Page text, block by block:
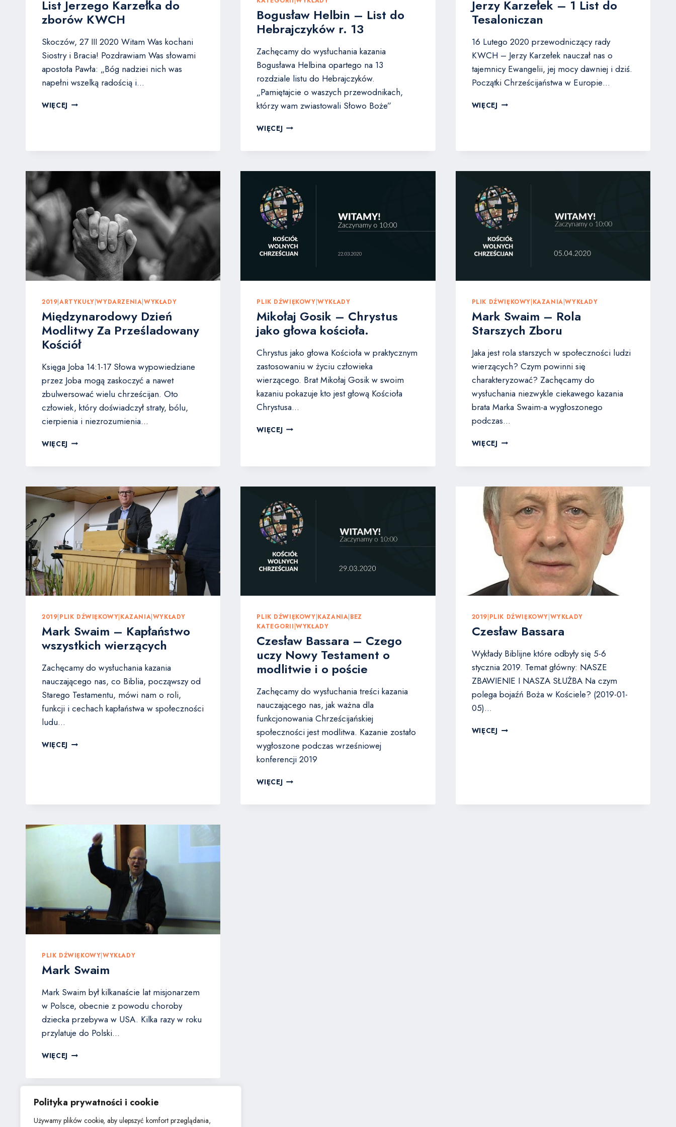
Polityka prywatności i cookie
Używamy plików cookie, aby ulepszyć komfort przeglądania,
List Jerzego Karzełka do
zborów KWCH
Skoczów, 27 III 2020 Witam Was kochani
Siostry i Bracia! Pozdrawiam Was słowami
apostoła Pawła: „Bóg nadziei nich was
napełni wszelką radością i…
WIĘCEJ LIST
Bogusław Helbin – List do
Hebrajczyków r. 13
Zachęcamy do wysłuchania kazania
Bogusława Helbina opartego na 13
rozdziale listu do Hebrajczyków.
„Pamiętajcie o waszych przewodnikach,
którzy wam zwiastowali Słowo Boże”
WIĘCEJBOGUSŁAW
R.
13
Jerzy Karzełek – 1 List do
Tesaloniczan
16 Lutego 2020 przewodniczący rady
KWCH – Jerzy Karzełek nauczał nas o
tajemnicy Ewangelii, jej mocy dawniej i dziś.
Początki Chrześcijaństwa w Europie…
WIĘCEJJERZY
2019|ARTYKUŁY|WYDARZENIA|WYKŁADY
Międzynarodowy Dzień
Modlitwy Za Prześladowany
Kościół
Księga Joba 14:1-17 Słowa wypowiedziane
przez Joba mogą zaskoczyć a nawet
zbulwersować wielu chrześcijan. Oto
człowiek, który doświadczył straty, bólu,
cierpienia i niezrozumienia…
WIĘCEJ MIĘDZYNARODOWY
KOŚCIÓŁ
PLIK DŹWIĘKOWY|WYKŁADY
Mikołaj Gosik – Chrystus
jako głowa kościoła.
Chrystus jako głowa Kościoła w praktycznym
zastosowaniu w życiu człowieka
wierzącego. Brat Mikołaj Gosik w swoim
kazaniu pokazuje kto jest głową Kościoła
Chrystusa…
WIĘCEJMIKOŁAJ
JAKO
PLIK DŹWIĘKOWY|KAZANIA|WYKŁADY
Mark Swaim – Rola
Starszych Zboru
Jaka jest rola starszych w społeczności ludzi
wierzących? Czym powinni się
charakteryzować? Zachęcamy do
wysłuchania niezwykle ciekawego kazania
brata Marka Swaim-a wygłoszonego
podczas…
WIĘCEJMARK
ZBORU
2019 PLIK DŹWIĘKOWY KAZANIA WYKŁADY
Mark Swaim – Kapłaństwo
wszystkich wierzących
Zachęcamy do wysłuchania kazania
nauczającego nas, co Biblia, począwszy od
Starego Testamentu, mówi nam o roli,
funkcji i cechach kapłaństwa w społeczności
ludu…
WIĘCEJ MARK
PLIK DŹWIĘKOWY KAZANIA BEZ
KATEGORII |WYKŁADY
Czesław Bassara – Czego
uczy Nowy Testament o
modlitwie i o poście
Zachęcamy do wysłuchania treści kazania
nauczającego nas, jak ważna dla
funkcjonowania Chrześcijańskiej
społeczności jest modlitwa. Kazanie zostało
wygłoszone podczas wrześniowej
konferencji 2019
WIĘCEJCZESŁAW
2019 PLIK DŹWIĘKOWY WYKŁADY
Czesław Bassara
Wykłady Biblijne które odbyły się 5-6
stycznia 2019. Temat główny: NASZE
ZBAWIENIE I NASZA SŁUŻBA Na czym
polega bojaźń Boża w Kościele? (2019-01-
05)…
WIĘCEJCZESŁAW
PLIK DŹWIĘKOWY|WYKŁADY
Mark Swaim
Mark Swaim był kilkanaście lat misjonarzem
w Polsce, obecnie z powodu choroby
dziecka przebywa w USA. Kilka razy w roku
przylatuje do Polski…
WIĘCEJ MARK
NawigacjaNastępna